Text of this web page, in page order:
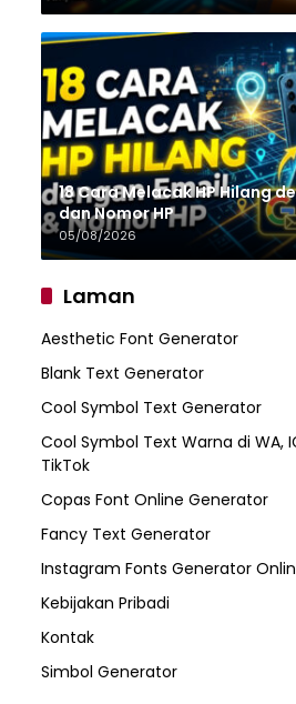
18 Cara Melacak HP Hilang
dan Nomor HP
05/08/2026
Laman
Aesthetic Font Generator
Blank Text Generator
Cool Symbol Text Generator
Cool Symbol Text Warna di WA,
TikTok
Copas Font Online Generator
Fancy Text Generator
Instagram Fonts Generator
Kebijakan Pribadi
Kontak
Simbol Generator